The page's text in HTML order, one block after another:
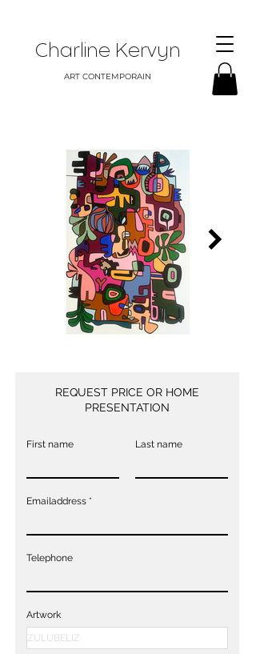
Charline Kervyn
ART CONTEMPORAIN
REQUEST PRICE OR HOME
PRESENTATION
First name Last name
Emailaddress
Telephone
Artwork